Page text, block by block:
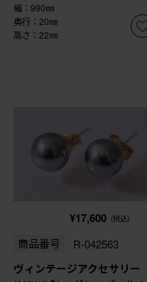
幅：990㎜
奥行：20㎜
高さ：22㎜
¥17,600 (税込)
商品番号 R-042563
ヴィンテージアクセサリー